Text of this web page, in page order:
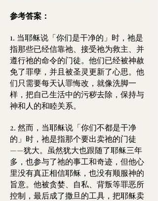
参考答案：
1. 当耶稣说「你们是干净的」时，祂是
指那些已经信靠祂、接受祂为救主、并
遵行祂的命令的门徒。他们已经被神赦
免了罪孽，并且被圣灵更新了心思。他
们只需要每天认罪悔改，就像洗脚一
样，把自己生活中的污秽去除，保持与
神和人的和睦关系。
2. 然而，当耶稣说「你们不都是干净
的」时，祂是指那个要出卖祂的门徒
——犹大。虽然犹大也跟随了耶稣三年
多，也参与了祂的事工和奇迹，但他心
里没有真正相信耶稣，也没有顺服神的
旨意。他被贪婪、自私、背叛等罪恶所
控制，最后成了撒旦的工具，把耶稣卖